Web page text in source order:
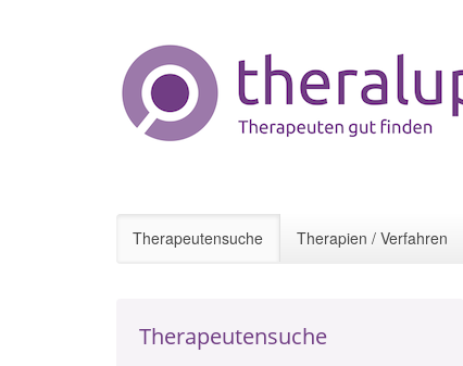
Therapeutensuche Therapien / Verfahren
Therapeutensuche